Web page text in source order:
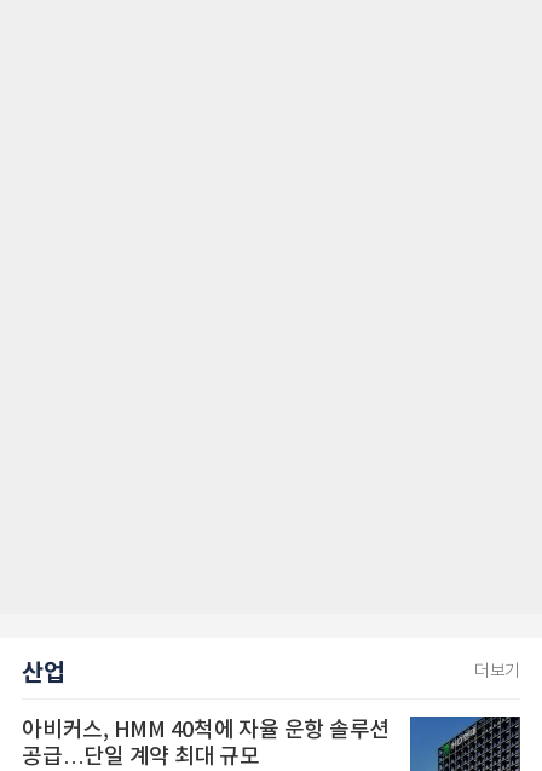
산업 더보기
아비커스, HMM 40척에 자율 운항 솔루션
공급…단일 계약 최대 규모